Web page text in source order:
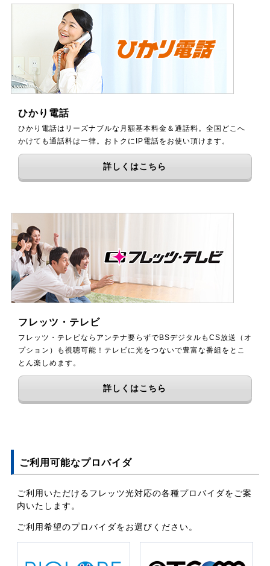
ひかり電話
ひかり電話はリーズナブルな月額基本料金＆通話料。全国どこへ
かけても通話料は一律。おトクにIP電話をお使い頂けます。
詳しくはこちら
フレッツ・テレビ
フレッツ・テレビならアンテナ要らずでBSデジタルもCS放送（オ
プション）も視聴可能！テレビに光をつないで豊富な番組をとこ
とん楽しめます。
詳しくはこちら
ご利用可能なプロバイダ
ご利用いただけるフレッツ光対応の各種プロバイダをご案
内いたします。
ご利用希望のプロバイダをお選びください。